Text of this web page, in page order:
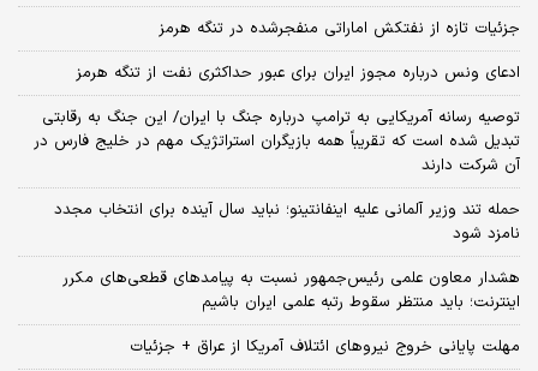
جزئیات تازه از نفتکش اماراتی منفجرشده در تنگه هرمز
ادعای ونس درباره مجوز ایران برای عبور حداکثری نفت از تنگه هرمز
توصیه رسانه آمریکایی به ترامپ درباره جنگ با ایران/ این جنگ به رقابتی
تبدیل شده است که تقریباً همه بازیگران استراتژیک مهم در خلیج فارس در
آن شرکت دارند
حمله تند وزیر آلمانی علیه اینفانتینو؛ نباید سال آینده برای انتخاب مجدد
نامزد شود
هشدار معاون علمی رئیس‌جمهور نسبت به پیامدهای قطعی‌های مکرر
اینترنت؛ باید منتظر سقوط رتبه علمی ایران باشیم
مهلت پایانی خروج نیروهای ائتلاف آمریکا از عراق + جزئیات